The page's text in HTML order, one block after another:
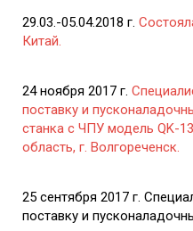
29.03.-05.04.2018 г.
Китай.
24 ноября 2017 г.
поставку и
станка с ЧПУ модель QK-
область, г. Волгореченск.
25 сентября 2017 г.
поставку и